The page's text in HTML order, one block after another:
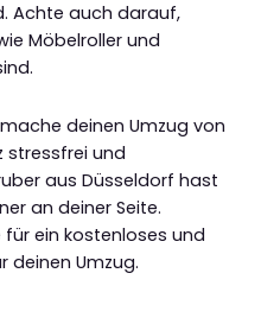
Achte auch darauf,
Möbelroller und
deinen Umzug von
stressfrei und
aus Düsseldorf hast
an deiner Seite.
ein kostenloses und
deinen Umzug.